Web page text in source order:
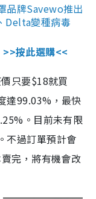
品牌Savewo推出
Delta變種病毒
>>按此選購<<
只要$18就買
達99.03%，最快
。目前未有限
不過訂單預計會
完，將有機會改